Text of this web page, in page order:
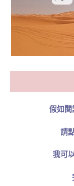
假如閱
請
我可